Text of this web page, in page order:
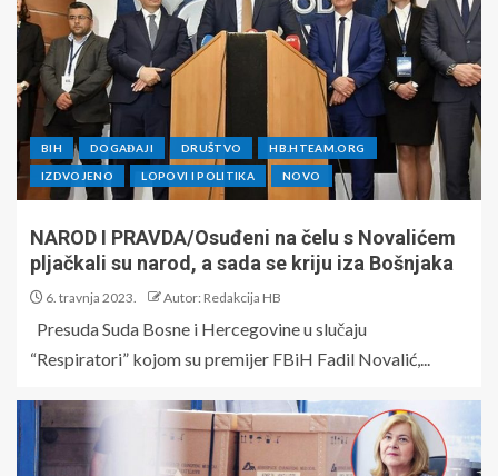
BIH DOGAĐAJI DRUŠTVO HB.HTEAM.ORG
IZDVOJENO LOPOVI I POLITIKA NOVO
NAROD I PRAVDA/Osuđeni na čelu s Novalićem
pljačkali su narod, a sada se kriju iza Bošnjaka
6. travnja 2023. Autor: Redakcija HB
Presuda Suda Bosne i Hercegovine u slučaju
“Respiratori” kojom su premijer FBiH Fadil Novalić,...